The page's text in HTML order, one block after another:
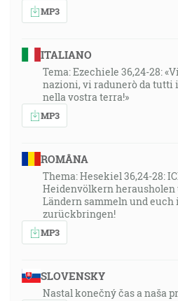
MP3
ITALIANO
Tema: Ezechiele 36,24-28:
nazioni, vi radunerò da tutti
nella vostra terra!»
MP3
ROMÂNA
Thema: Hesekiel 36,24-28:
Heidenvölkern herausholen
Ländern sammeln und euch
zurückbringen!
MP3
SLOVENSKY
Nastal konečný čas a naša